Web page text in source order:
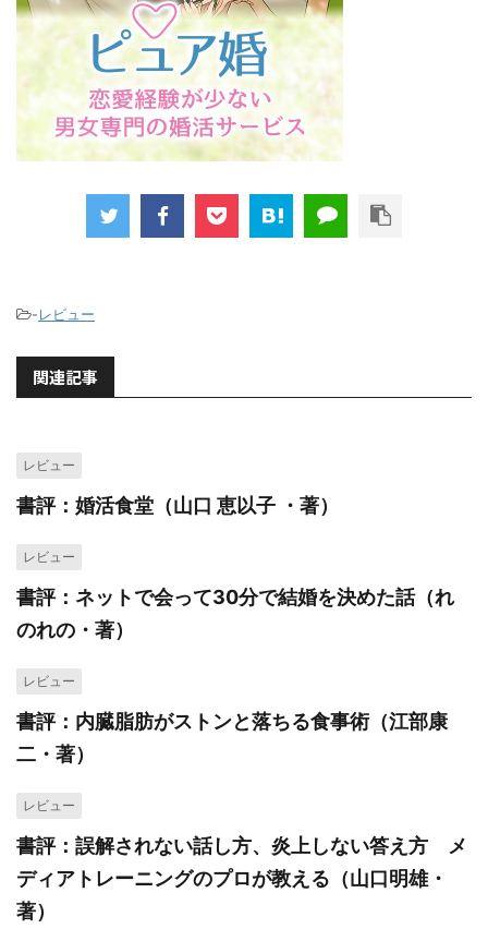
-レビュー
関連記事
レビュー
書評：婚活食堂（山口 恵以子 ・著）
レビュー
書評：ネットで会って30分で結婚を決めた話（れ
のれの・著）
レビュー
書評：内臓脂肪がストンと落ちる食事術（江部康
二・著）
レビュー
書評：誤解されない話し方、炎上しない答え方 メ
ディアトレーニングのプロが教える（山口明雄・
著）